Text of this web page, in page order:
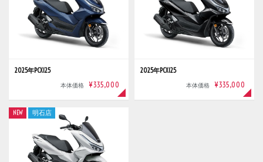
2025年PCX125
本体価格 ¥335,000
2025年PCX125
本体価格 ¥335,000
NEW 明石店